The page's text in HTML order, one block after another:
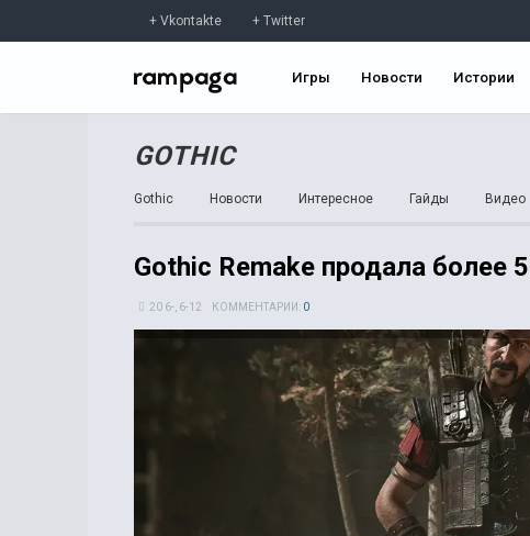
Vkontakte Twitter
Игры Новости Истории
GOTHIC
Gothic Новости Интересное Гайды Видео
Gothic Remake продала более
20 6-, 6-12 КОММЕНТАРИИ: 0